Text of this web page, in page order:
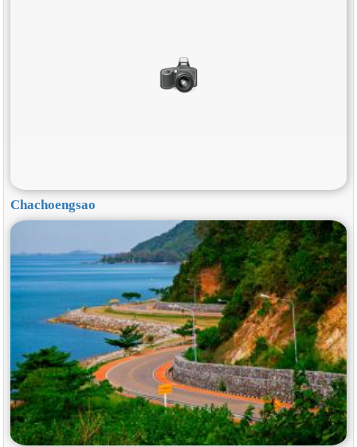
Chachoengsao